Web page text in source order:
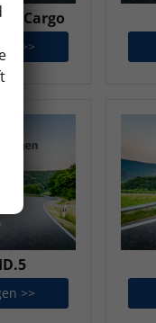
Cargo
>> Volkswagen ID.
>>